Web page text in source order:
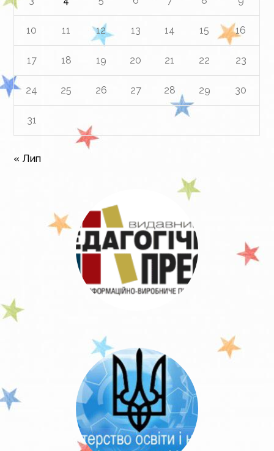
10 11 12 13 14 15 16
17 18 19 20 21 22 23
24 25 26 27 28 29 30
31
« Лип